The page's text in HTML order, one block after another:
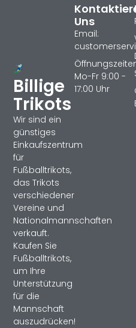
Billige
Trikots
Wir sind ein
günstiges
Einkaufszentrum
für
Fußballtrikots,
das Trikots
verschiedener
Vereine und
Nationalmannschaften
verkauft.
Kaufen Sie
Fußballtrikots,
um Ihre
Unterstützung
für die
Mannschaft
auszudrücken!
Uns
Email:
Mo-Fr 9:00 -
17:00 Uhr